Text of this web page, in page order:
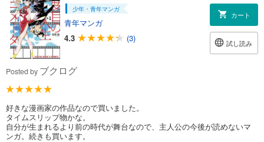
少年・青年マンガ
青年マンガ
4.3
(3)
カート
試し読み
Posted by ブクログ
好きな漫画家の作品なので買いました。
タイムスリップ物かな。
自分が生まれるより前の時代が舞台なので、主人公の今後が読めないマ
ンガ。続きも買います。